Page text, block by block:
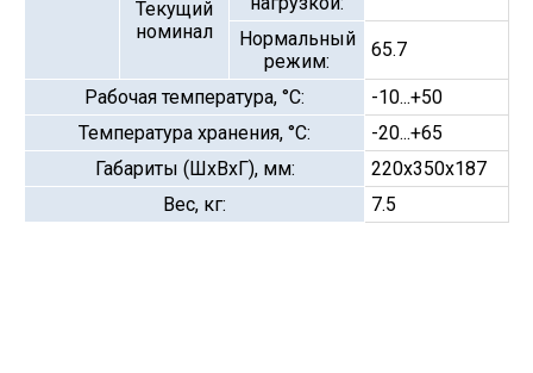
Текущий
номинал
Нормальный
режим:
65.7
Рабочая температура, °С:
-10...+50
Температура хранения, °С:
-20...+65
Габариты (ШхВхГ), мм:
220x350x187
Вес, кг:
7.5